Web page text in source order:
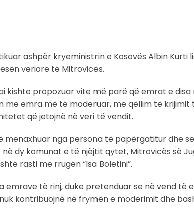
ashpër kryeministrin e Kosovës Albin
veriore të Mitrovicës.
kishte propozuar vite më parë që emrat e
me emra më të moderuar, me qëllim të
që jetojnë në veri të vendit.
menaxhuar nga persona të papërgatitur dhe
dy komunat e të njëjtit qytet, Mitrovicës së
rasti me rrugën “Isa Boletini”.
emrave të rinj, duke pretenduar se në vend të
kontribuojnë në frymën e moderimit dhe